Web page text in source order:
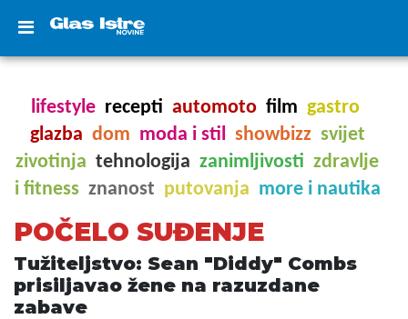
lifestyle recepti automoto film gastro
glazba dom moda i stil showbizz svijet
zivotinja tehnologija zanimljivosti zdravlje
i fitness znanost putovanja more i nautika
POČELO SUĐENJE
Tužiteljstvo: Sean "Diddy" Combs
prisiljavao žene na razuzdane
zabave